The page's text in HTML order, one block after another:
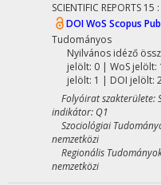
SCIENTIFIC REPORTS 15 :
DOIWoS Scopus
Tudományos
Nyilvános idéző
jelölt: 0 | WoS jelölt:
jelölt: 1 | DOI jelölt:
Folyóirat szakterülete:
indikátor: Q1
Szociológiai
nemzetközi
Regionális
nemzetközi